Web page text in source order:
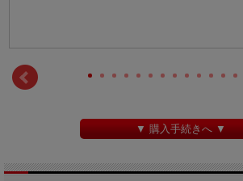
▼ 購入手続きへ ▼